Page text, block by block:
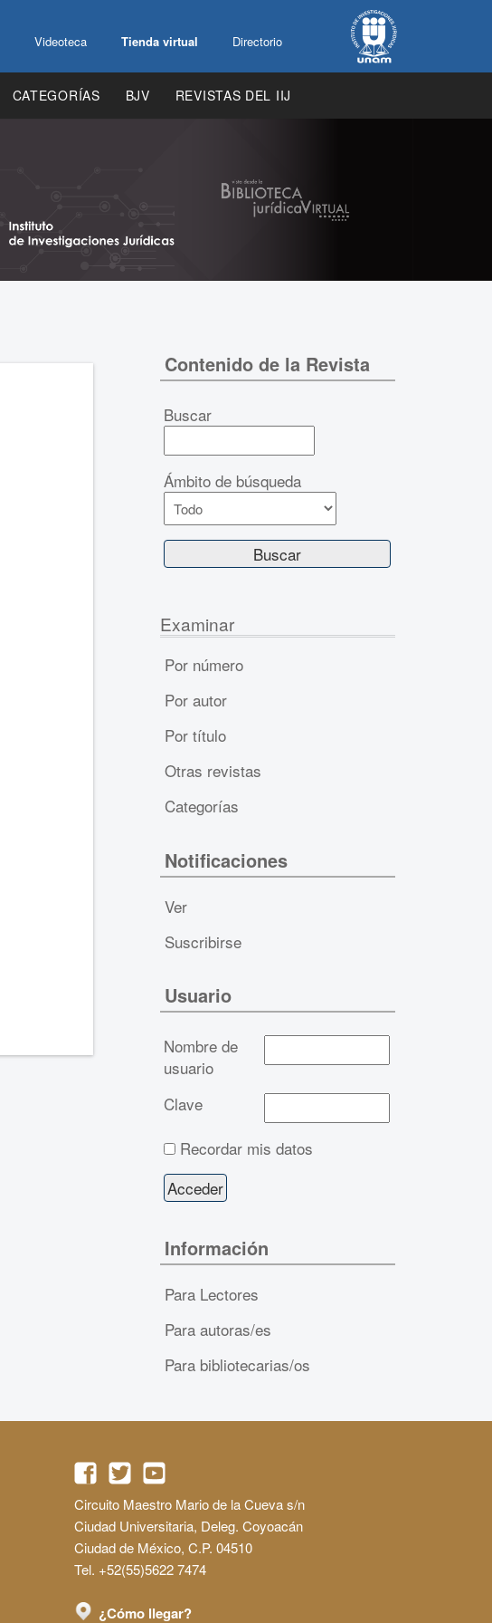
Videoteca Tienda virtual Directorio
CATEGORÍAS BJV REVISTAS DEL IIJ
Contenido de la Revista
Buscar
Ámbito de búsqueda
Examinar
Por número
Por autor
Por título
Otras revistas
Categorías
Notificaciones
Ver
Suscribirse
Usuario
Nombre de
usuario
Clave
Recordar mis datos
Información
Para Lectores
Para autoras/es
Para bibliotecarias/os
Circuito Maestro Mario de la Cueva s/n
Ciudad Universitaria, Deleg. Coyoacán
Ciudad de México, C.P. 04510
Tel. +52(55)5622 7474
¿Cómo llegar?